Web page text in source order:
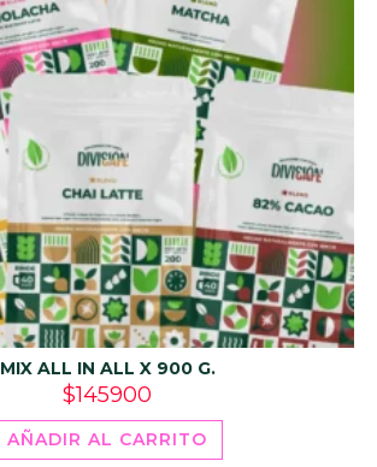
MIX ALL IN ALL X 900 G.
$145900
AÑADIR AL CARRITO